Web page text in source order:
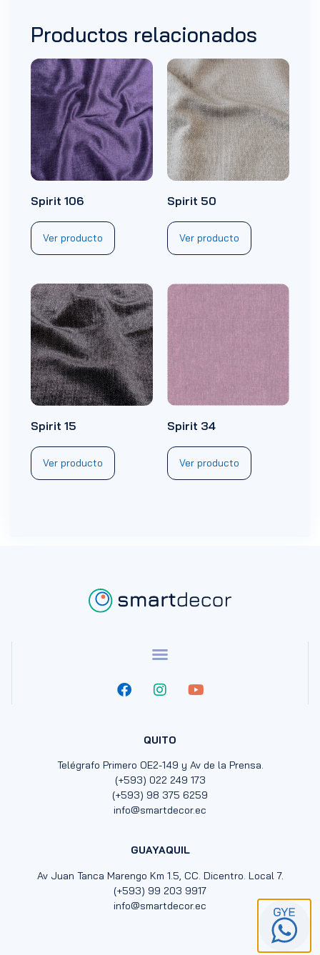
Productos relacionados
Spirit 106
Ver producto
Spirit 50
Ver producto
Spirit 15
Ver producto
Spirit 34
Ver producto
QUITO
Telégrafo Primero OE2-149 y Av de la Prensa.
(+593) 022 249 173
(+593) 98 375 6259
info@smartdecor.ec
GUAYAQUIL
Av Juan Tanca Marengo Km 1.5, CC. Dicentro. Local 7.
(+593) 99 203 9917
info@smartdecor.ec